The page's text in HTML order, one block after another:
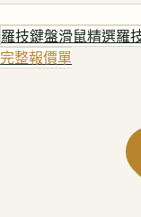
羅技鍵盤滑鼠精選羅
完整報價單